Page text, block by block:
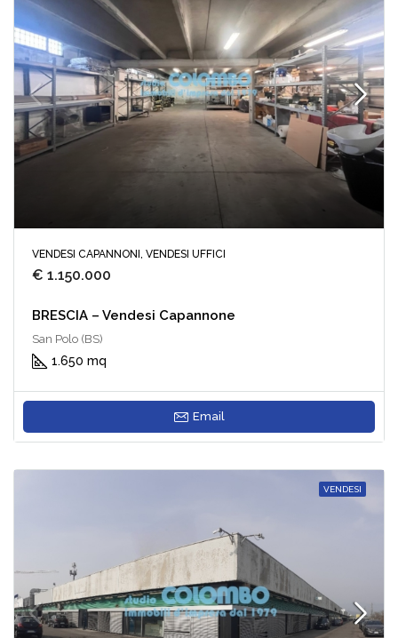
VENDESI CAPANNONI, VENDESI UFFICI
€ 1.150.000
BRESCIA – Vendesi Capannone
San Polo (BS)
1.650 mq
Email
VENDESI